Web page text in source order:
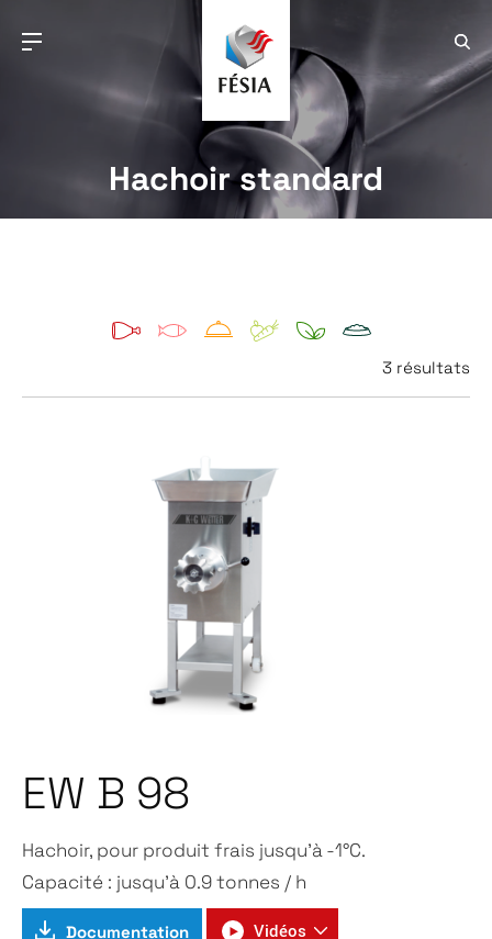
Hachoir standard
3 résultats
EW B 98
Hachoir, pour produit frais jusqu’à -1°C.
Capacité : jusqu’à 0.9 tonnes / h
Documentation Vidéos